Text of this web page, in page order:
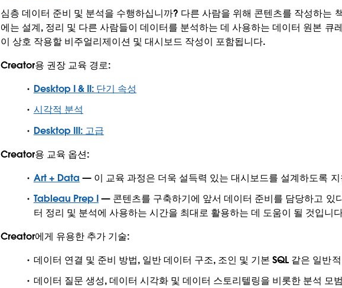
심층 데이터 준비 및 분석을 수행하십니까? 다른 사람을 위해 콘텐츠를 작성하는
에는 설계, 정리 및 다른 사람들이 데이터를 분석하는 데 사용하는 데이터 원본 큐
이 상호 작용할 비주얼리제이션 및 대시보드 작성이 포함됩니다.
Creator용 권장 교육 경로:
Desktop I & II: 단기 속성
시각적 분석
Desktop III: 고급
Creator용 교육 옵션:
Art + Data — 이 교육 과정은 더욱 설득력 있는 대시보드를 설계하도록
Tableau Prep I— 콘텐츠를 구축하기에 앞서 데이터 준비를 담당하고 있
터 정리 및 분석에 사용하는 시간을 최대로 활용하는 데 도움이 될 것입니
Creator에게 유용한 추가 기술:
데이터 연결 및 준비 방법, 일반 데이터 구조, 조인 및 기본 SQL 같은 일반
데이터 질문 생성, 데이터 시각화 및 데이터 스토리텔링을 비롯한 분석 모